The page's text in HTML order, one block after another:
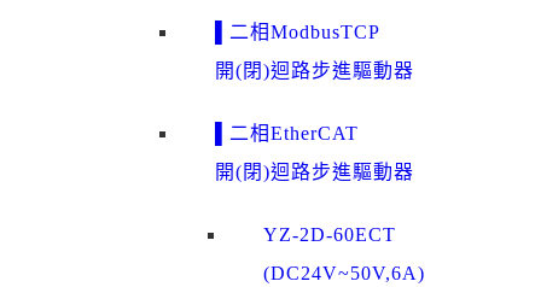
▌二相ModbusTCP
開(閉)迴路步進驅動器
▌二相EtherCAT
開(閉)迴路步進驅動器
YZ-2D-60ECT
(DC24V~50V,6A)